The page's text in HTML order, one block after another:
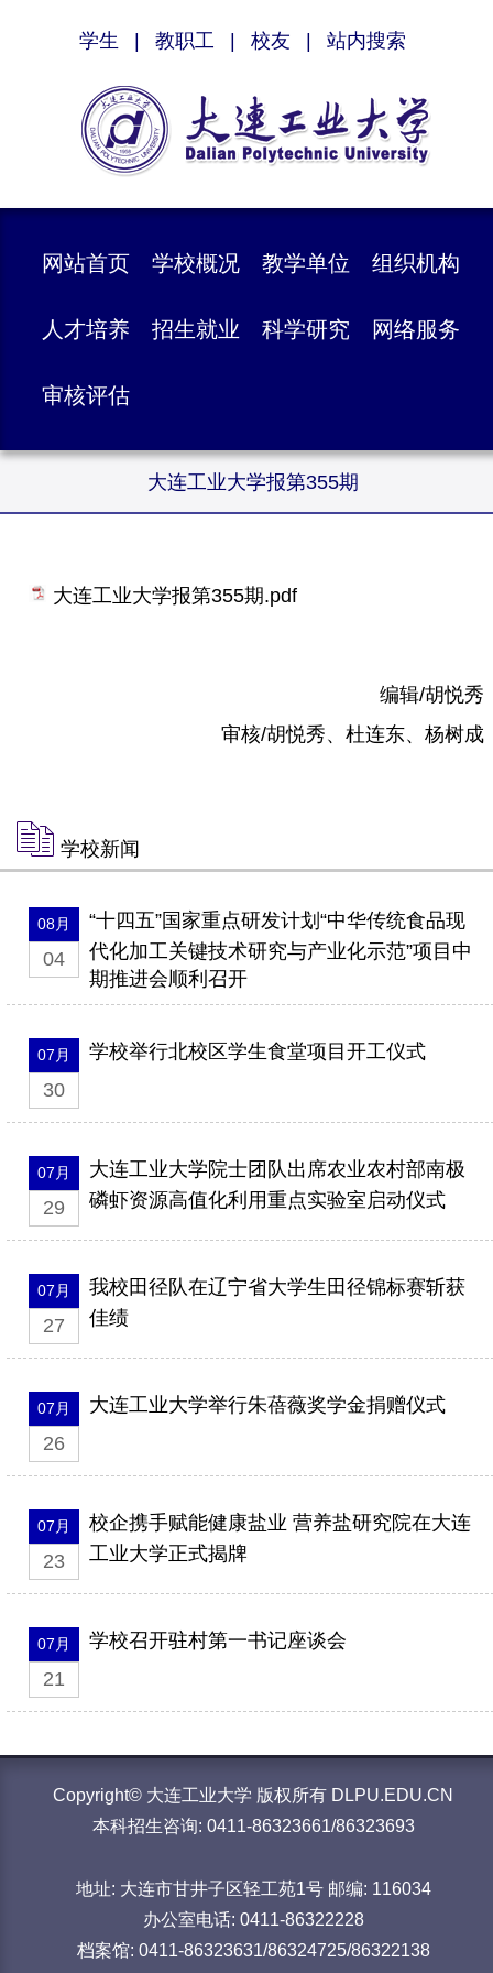
学生 教职工 校友 站内搜索
网站首页 学校概况 教学单位 组织机构
人才培养 招生就业 科学研究 网络服务
审核评估
大连工业大学报第355期
大连工业大学报第355期.pdf
编辑/胡悦秀
审核/胡悦秀、杜连东、杨树成
学校新闻
08月
04
“十四五”国家重点研发计划“中华传统食品现
代化加工关键技术研究与产业化示范”项目中
期推进会顺利召开
07月
30
学校举行北校区学生食堂项目开工仪式
07月
29
大连工业大学院士团队出席农业农村部南极
磷虾资源高值化利用重点实验室启动仪式
07月
27
我校田径队在辽宁省大学生田径锦标赛斩获
佳绩
07月
26
大连工业大学举行朱蓓薇奖学金捐赠仪式
07月
23
校企携手赋能健康盐业 营养盐研究院在大连
工业大学正式揭牌
07月
21
学校召开驻村第一书记座谈会
Copyright© 大连工业大学 版权所有 DLPU.EDU.CN
本科招生咨询: 0411-86323661/86323693
地址: 大连市甘井子区轻工苑1号 邮编: 116034
办公室电话: 0411-86322228
档案馆: 0411-86323631/86324725/86322138